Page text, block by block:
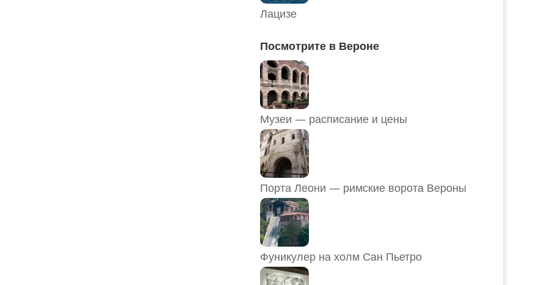
Лацизе
Посмотрите в Вероне
Музеи — расписание и цены
Порта Леони — римские ворота Вероны
Фуникулер на холм Сан Пьетро